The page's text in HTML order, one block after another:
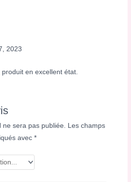
2023
en excellent état.
ne sera pas publiée. Les champs
avec*